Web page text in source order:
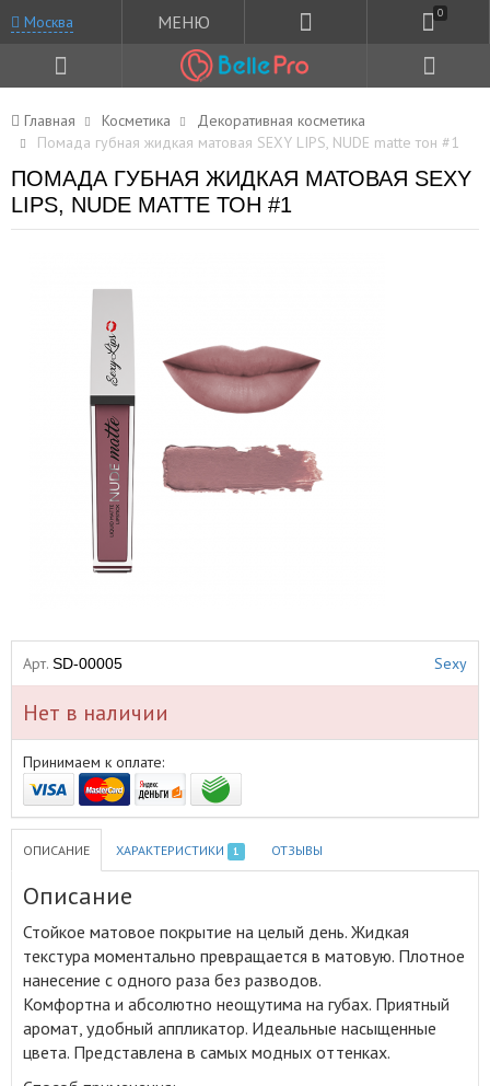
Москва МЕНЮ 0
Главная Косметика
Декоративная косметика
Помада губная жидкая матовая SEXY LIPS, NUDE matte тон #1
ПОМАДА ГУБНАЯ ЖИДКАЯ МАТОВАЯ SEXY
LIPS, NUDE MATTE ТОН #1
Арт. SD-00005 Sexy
Нет в наличии
Принимаем к оплате:
ОПИСАНИЕ ХАРАКТЕРИСТИКИ 1 ОТЗЫВЫ
Описание
Стойкое матовое покрытие на целый день. Жидкая
текстура моментально превращается в матовую. Плотное
нанесение с одного раза без разводов.
Комфортна и абсолютно неощутима на губах. Приятный
аромат, удобный аппликатор. Идеальные насыщенные
цвета. Представлена в самых модных оттенках.